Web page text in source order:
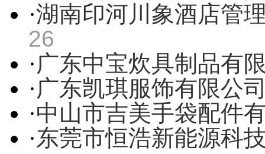
·湖南印河川象酒店管
26
·广东中宝炊具制品有
·广东凯琪服饰有限公
·中山市吉美手袋配件
·东莞市恒浩新能源科